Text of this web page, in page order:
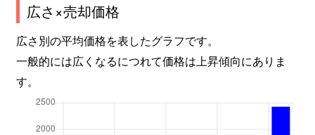
広さ×売却価格
広さ別の平均価格を表したグラフです。
一般的には広くなるにつれて価格は上昇傾向にありま
す。